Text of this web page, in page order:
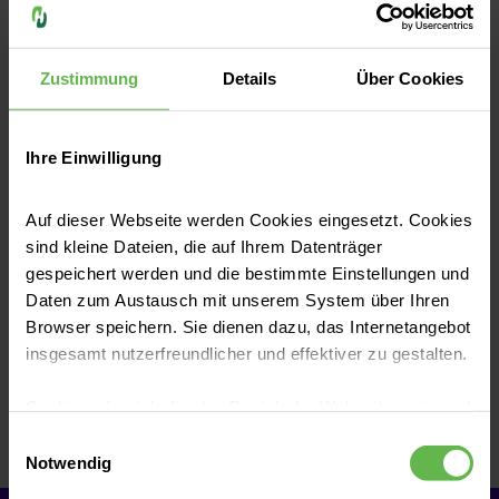
Zustimmung Details Über Cookies
Ihre Einwilligung
Auf dieser Webseite werden Cookies eingesetzt. Cookies
sind kleine Dateien, die auf Ihrem Datenträger
gespeichert werden und die bestimmte Einstellungen und
Daten zum Austausch mit unserem System über Ihren
Browser speichern. Sie dienen dazu, das Internetangebot
insgesamt nutzerfreundlicher und effektiver zu gestalten.
eingesetzt werden.
Notwendig
Mit der Diagnose Darmkrebs
umgehen
Sie sind mit der Diagnose nicht allein.
individuellen Behandlungsplan und finden
Therapie. Ob Operation, Chemotherapie
oder weitere relevante
Behandlungsformen: Wir finden den
richtigen Weg.
Therapie planen